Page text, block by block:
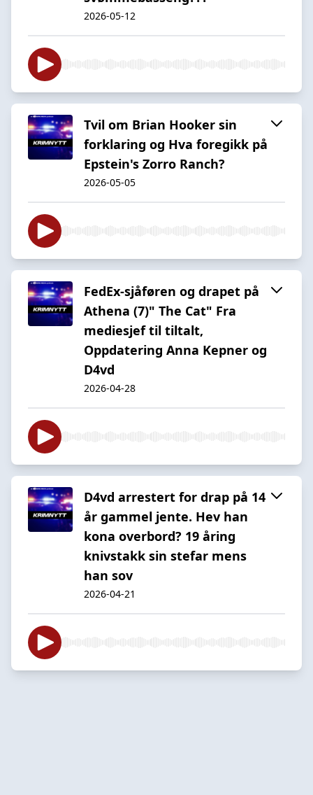
2026-05-12
Tvil om Brian Hooker sin
forklaring og Hva foregikk på
Epstein's Zorro Ranch?
2026-05-05
FedEx-sjåføren og drapet på
Athena (7)" The Cat" Fra
mediesjef til tiltalt,
Oppdatering Anna Kepner og
D4vd
2026-04-28
D4vd arrestert for drap på 14
år gammel jente. Hev han
kona overbord? 19 åring
knivstakk sin stefar mens
han sov
2026-04-21